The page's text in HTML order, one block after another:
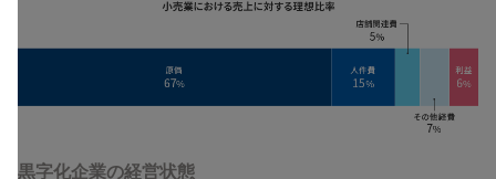
黒字化企業の経営状態